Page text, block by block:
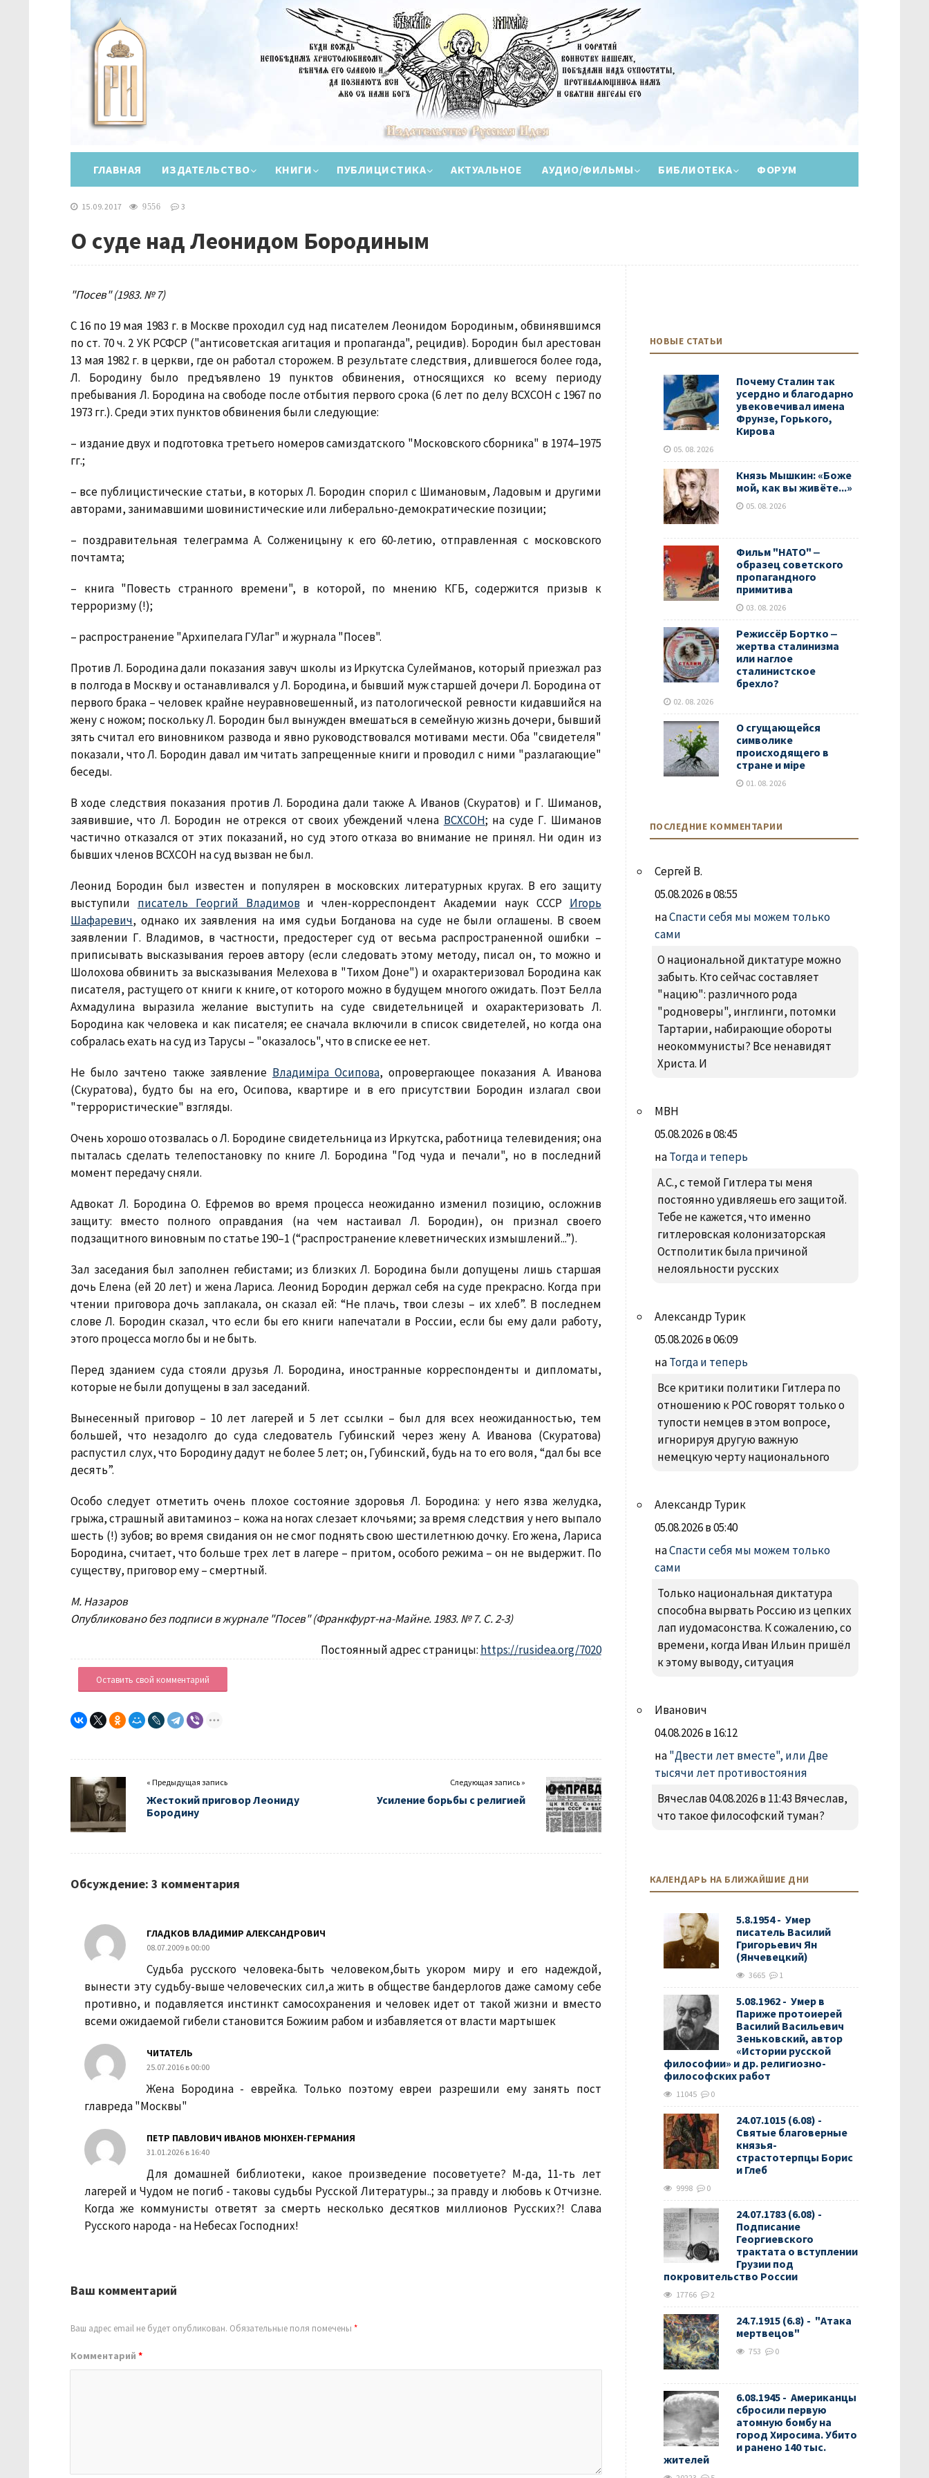
ГЛАВНАЯ ИЗДАТЕЛЬСТВО КНИГИ ПУБЛИЦИСТИКА АКТУАЛЬНОЕ АУДИО/ФИЛЬМЫ БИБЛИОТЕКА ФОРУМ
15.09.2017 9556 3
О суде над Леонидом Бородиным
"Посев" (1983. № 7)
С 16 по 19 мая 1983 г. в Москве проходил суд над писателем Леонидом Бородиным, обвинявшимся
по ст. 70 ч. 2 УК РСФСР ("антисоветская агитация и пропаганда", рецидив). Бородин был арестован
13 мая 1982 г. в церкви, где он работал сторожем. В результате следствия, длившегося более года,
Л. Бородину было предъявлено 19 пунктов обвинения, относящихся ко всему периоду
пребывания Л. Бородина на свободе после отбытия первого срока (6 лет по делу ВСХСОН с 1967 по
1973 гг.). Среди этих пунктов обвинения были следующие:
– издание двух и подготовка третьего номеров самиздатского "Московского сборника" в 1974–1975
гг.;
– все публицистические статьи, в которых Л. Бородин спорил с Шимановым, Ладовым и другими
авторами, занимавшими шовинистические или либерально-демократические позиции;
– поздравительная телеграмма А. Солженицыну к его 60-летию, отправленная с московского
почтамта;
– книга "Повесть странного времени", в которой, по мнению КГБ, содержится призыв к
терроризму (!);
– распространение "Архипелага ГУЛаг" и журнала "Посев".
Против Л. Бородина дали показания завуч школы из Иркутска Сулейманов, который приезжал раз
в полгода в Москву и останавливался у Л. Бородина, и бывший муж старшей дочери Л. Бородина от
первого брака – человек крайне неуравновешенный, из патологической ревности кидавшийся на
жену с ножом; поскольку Л. Бородин был вынужден вмешаться в семейную жизнь дочери, бывший
зять считал его виновником развода и явно руководствовался мотивами мести. Оба "свидетеля"
показали, что Л. Бородин давал им читать запрещенные книги и проводил с ними "разлагающие"
беседы.
В ходе следствия показания против Л. Бородина дали также А. Иванов (Скуратов) и Г. Шиманов,
заявившие, что Л. Бородин не отрекся от своих убеждений члена ВСХСОН; на суде Г. Шиманов
частично отказался от этих показаний, но суд этого отказа во внимание не принял. Ни один из
бывших членов ВСХСОН на суд вызван не был.
Леонид Бородин был известен и популярен в московских литературных кругах. В его защиту
выступили писатель Георгий Владимов и член-корреспондент Академии наук СССР Игорь
Шафаревич, однако их заявления на имя судьи Богданова на суде не были оглашены. В своем
заявлении Г. Владимов, в частности, предостерег суд от весьма распространенной ошибки –
приписывать высказывания героев автору (если следовать этому методу, писал он, то можно и
Шолохова обвинить за высказывания Мелехова в "Тихом Доне") и охарактеризовал Бородина как
писателя, растущего от книги к книге, от которого можно в будущем многого ожидать. Поэт Белла
Ахмадулина выразила желание выступить на суде свидетельницей и охарактеризовать Л.
Бородина как человека и как писателя; ее сначала включили в список свидетелей, но когда она
собралась ехать на суд из Тарусы – "оказалось", что в списке ее нет.
Не было зачтено также заявление Владиміра Осипова, опровергающее показания А. Иванова
(Скуратова), будто бы на его, Осипова, квартире и в его присутствии Бородин излагал свои
"террористические" взгляды.
Очень хорошо отозвалась о Л. Бородине свидетельница из Иркутска, работница телевидения; она
пыталась сделать телепостановку по книге Л. Бородина "Год чуда и печали", но в последний
момент передачу сняли.
Адвокат Л. Бородина О. Ефремов во время процесса неожиданно изменил позицию, осложнив
защиту: вместо полного оправдания (на чем настаивал Л. Бородин), он признал своего
подзащитного виновным по статье 190–1 (“распространение клеветнических измышлений...”).
Зал заседания был заполнен гебистами; из близких Л. Бородина были допущены лишь старшая
дочь Елена (ей 20 лет) и жена Лариса. Леонид Бородин держал себя на суде прекрасно. Когда при
чтении приговора дочь заплакала, он сказал ей: “Не плачь, твои слезы – их хлеб”. В последнем
слове Л. Бородин сказал, что если бы его книги напечатали в России, если бы ему дали работу,
этого процесса могло бы и не быть.
Перед зданием суда стояли друзья Л. Бородина, иностранные корреспонденты и дипломаты,
которые не были допущены в зал заседаний.
Вынесенный приговор – 10 лет лагерей и 5 лет ссылки – был для всех неожиданностью, тем
большей, что незадолго до суда следователь Губинский через жену А. Иванова (Скуратова)
распустил слух, что Бородину дадут не более 5 лет; он, Губинский, будь на то его воля, “дал бы все
десять”.
Особо следует отметить очень плохое состояние здоровья Л. Бородина: у него язва желудка,
грыжа, страшный авитаминоз – кожа на ногах слезает клочьями; за время следствия у него выпало
шесть (!) зубов; во время свидания он не смог поднять свою шестилетнюю дочку. Его жена, Лариса
Бородина, считает, что больше трех лет в лагере – притом, особого режима – он не выдержит. По
существу, приговор ему – смертный.
М. Назаров
Опубликовано без подписи в журнале "Посев" (Франкфурт-на-Майне. 1983. № 7. С. 2-3)
Постоянный адрес страницы: https://rusidea.org/7020
Оставить свой комментарий
« Предыдущая запись
Жестокий приговор Леониду
Бородину
Следующая запись »
Усиление борьбы с религией
Обсуждение: 3 комментария
ГЛАДКОВ ВЛАДИМИР АЛЕКСАНДРОВИЧ
08.07.2009 в 00:00
Судьба русского человека-быть человеком,быть укором миру и его надеждой,
вынести эту судьбу-выше человеческих сил,а жить в обществе бандерлогов даже самому себе
противно, и подавляется инстинкт самосохранения и человек идет от такой жизни и вместо
всеми ожидаемой гибели становится Божиим рабом и избавляется от власти мартышек
ЧИТАТЕЛЬ
25.07.2016 в 00:00
Жена Бородина - еврейка. Только поэтому евреи разрешили ему занять пост
главреда "Москвы"
ПЕТР ПАВЛОВИЧ ИВАНОВ МЮНХЕН-ГЕРМАНИЯ
31.01.2026 в 16:40
Для домашней библиотеки, какое произведение посоветуете? М-да, 11-ть лет
лагерей и Чудом не погиб - таковы судьбы Русской Литературы..; за правду и любовь к Отчизне.
Когда же коммунисты ответят за смерть несколько десятков миллионов Русских?! Слава
Русского народа - на Небесах Господних!
Ваш комментарий
Ваш адрес email не будет опубликован. Обязательные поля помечены *
Комментарий *
НОВЫЕ СТАТЬИ
Почему Сталин так
усердно и благодарно
увековечивал имена
Фрунзе, Горького,
Кирова
05. 08. 2026
Князь Мышкин: «Боже
мой, как вы живёте...»
05. 08. 2026
Фильм "НАТО" ‒
образец советского
пропагандного
примитива
03. 08. 2026
Режиссёр Бортко ‒
жертва сталинизма
или наглое
сталинистское
брехло?
02. 08. 2026
О сгущающейся
символике
происходящего в
стране и мiре
01. 08. 2026
ПОСЛЕДНИЕ КОММЕНТАРИИ
Сергей В.
05.08.2026 в 08:55
наСпасти себя мы можем только
сами
О национальной диктатуре можно
забыть. Кто сейчас составляет
"нацию": различного рода
"родноверы", инглинги, потомки
Тартарии, набирающие обороты
неокоммунисты? Все ненавидят
Христа. И
МВН
05.08.2026 в 08:45
наТогда и теперь
А.С., с темой Гитлера ты меня
постоянно удивляешь его защитой.
Тебе не кажется, что именно
гитлеровская колонизаторская
Остполитик была причиной
нелояльности русских
Александр Турик
05.08.2026 в 06:09
наТогда и теперь
Все критики политики Гитлера по
отношению к РОС говорят только о
тупости немцев в этом вопросе,
игнорируя другую важную
немецкую черту национального
Александр Турик
05.08.2026 в 05:40
наСпасти себя мы можем только
сами
Только национальная диктатура
способна вырвать Россию из цепких
лап иудомасонства. К сожалению, со
времени, когда Иван Ильин пришёл
к этому выводу, ситуация
Иванович
04.08.2026 в 16:12
на"Двести лет вместе", или Две
тысячи лет противостояния
Вячеслав 04.08.2026 в 11:43 Вячеслав,
что такое философский туман?
КАЛЕНДАРЬ НА БЛИЖАЙШИЕ ДНИ
5.8.1954 - Умер
писатель Василий
Григорьевич Ян
(Янчевецкий)
3665 1
5.08.1962 - Умер в
Париже протоиерей
Василий Васильевич
Зеньковский, автор
«Истории русской
философии» и др. религиозно-
философских работ
11045 0
24.07.1015 (6.08) -
Святые благоверные
князья-
страстотерпцы Борис
и Глеб
9998 0
24.07.1783 (6.08) -
Подписание
Георгиевского
трактата о вступлении
Грузии под
покровительство России
17766 2
24.7.1915 (6.8) - "Атака
мертвецов"
753 0
6.08.1945 - Американцы
сбросили первую
атомную бомбу на
город Хиросима. Убито
и ранено 140 тыс.
жителей